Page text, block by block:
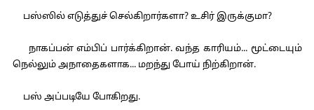
பஸ்ஸில் எடுத்துச் செல்கிறார்களா? உசிர் இருக்குமா?
நாகப்பன் எம்பிப் பார்க்கிறான். வந்த காரியம்... மூட்டையும்
நெல்லும் அநாதைகளாக... மறந்து போய் நிற்கிறான்.
பஸ் அப்படியே போகிறது.